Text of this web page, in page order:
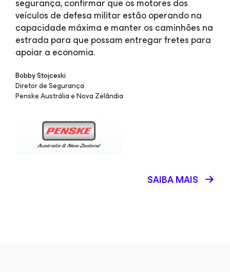
segurança, confirmar que os motores dos
veículos de defesa militar estão operando na
capacidade máxima e manter os caminhões na
estrada para que possam entregar fretes para
apoiar a economia.
Bobby Stojceski
Diretor de Segurança
Penske Austrália e Nova Zelândia
SAIBA MAIS